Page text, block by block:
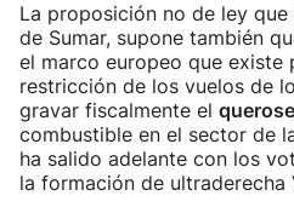
La proposición no de ley
de Sumar, supone también
el marco europeo que existe
restricción de los vuelos de
gravar fiscalmente el
combustible en el sector de
ha salido adelante con los
la formación de ultraderecha